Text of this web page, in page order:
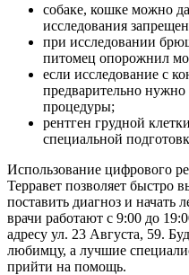
собаке, кошке можно
исследования
при исследовании
питомец опорожнил
если исследование с
предварительно нужно
процедуры;
рентген грудной
специальной
Использование цифрового
Терравет позволяет быстро
поставить диагноз и
врачи работают с 9:00 до
адресу ул. 23 Августа, 59.
любимцу, а лучшие
прийти на помощь.